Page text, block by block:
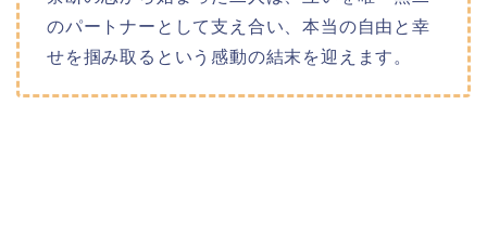
のパートナーとして支え合い、本当の自由と幸
せを掴み取るという感動の結末を迎えます。